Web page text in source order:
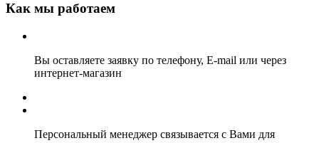
Как мы работаем
Вы оставляете заявку по телефону, E-mail или через
интернет-магазин
Персональный менеджер связывается с Вами для